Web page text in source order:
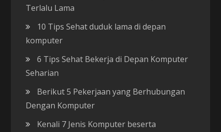
Terlalu Lama
10 Tips Sehat duduk lama di depan
komputer
6 Tips Sehat Bekerja di Depan Komputer
Seharian
Berikut 5 Pekerjaan yang Berhubungan
Dengan Komputer
Kenali 7 Jenis Komputer beserta